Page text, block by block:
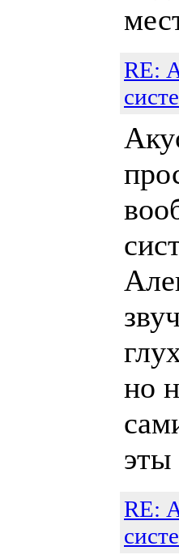
RE:
но
RE: